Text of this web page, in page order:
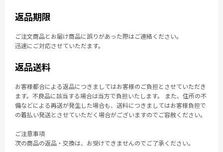
返品期限
ご注文商品とお届け商品に誤りがあった際はご連絡ください。
迅速にご対応させていただます。
返品送料
お客様都合による返品につきましてはお客様のご負担とさせていただき
ます。不良品に該当する場合は当方で負担いたします。 また、住所の不
備などによる再送が発生した場合も、送料につきましてはお客様負担で
の着払い発送とさせていただく場合がございますのでご容赦ください。
ご注意事項
次の商品の返品・交換は、お受けできませんのでご了承ください。